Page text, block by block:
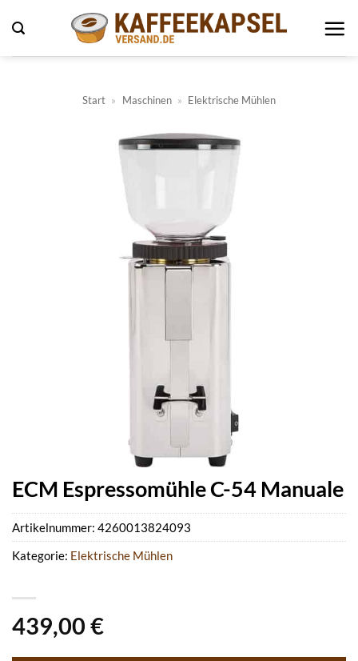
Inhalt
springen
Start » Maschinen » Elektrische Mühlen
ECM Espressomühle C-54 Manuale
439,00 €
Artikelnummer: 4260013824093
Kategorie: Elektrische Mühlen